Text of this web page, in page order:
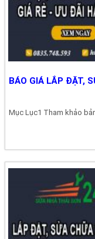
BÁO GIÁ LẮP ĐẶT,
Mục Lục1 Tham khảo